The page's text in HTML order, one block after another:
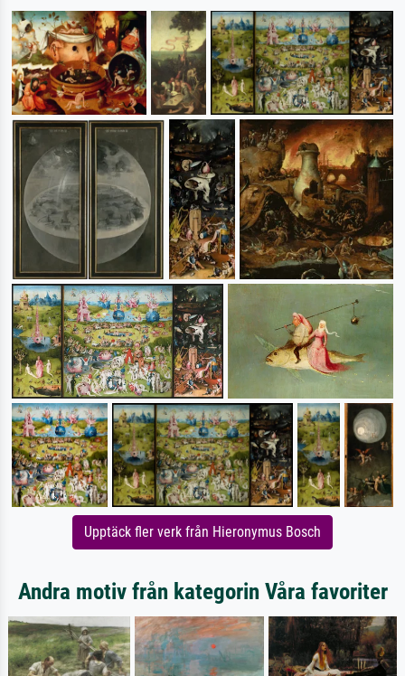
Upptäck fler verk från Hieronymus Bosch
Andra motiv från kategorin Våra favoriter